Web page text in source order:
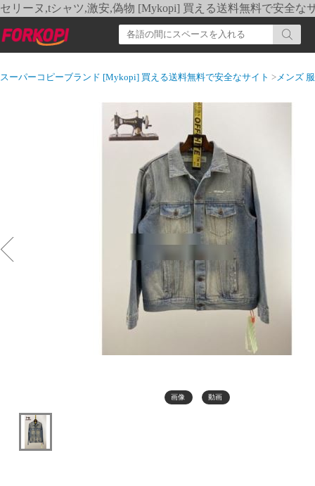
セリーヌ,tシャツ,激安,偽物 [Mykopi] 買える送料無料で安全な
スーパーコピーブランド [Mykopi] 買える送料無料で安全なサイト >メンズ 服
画像 動画